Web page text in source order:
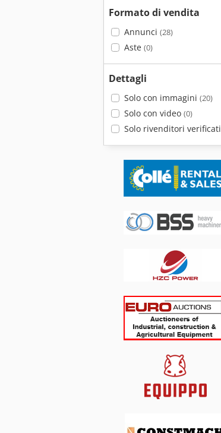
Formato di vendita
Annunci (28)
Aste (0)
Dettagli
Solo con immagini (20)
Solo con video (0)
Solo rivenditori verificati